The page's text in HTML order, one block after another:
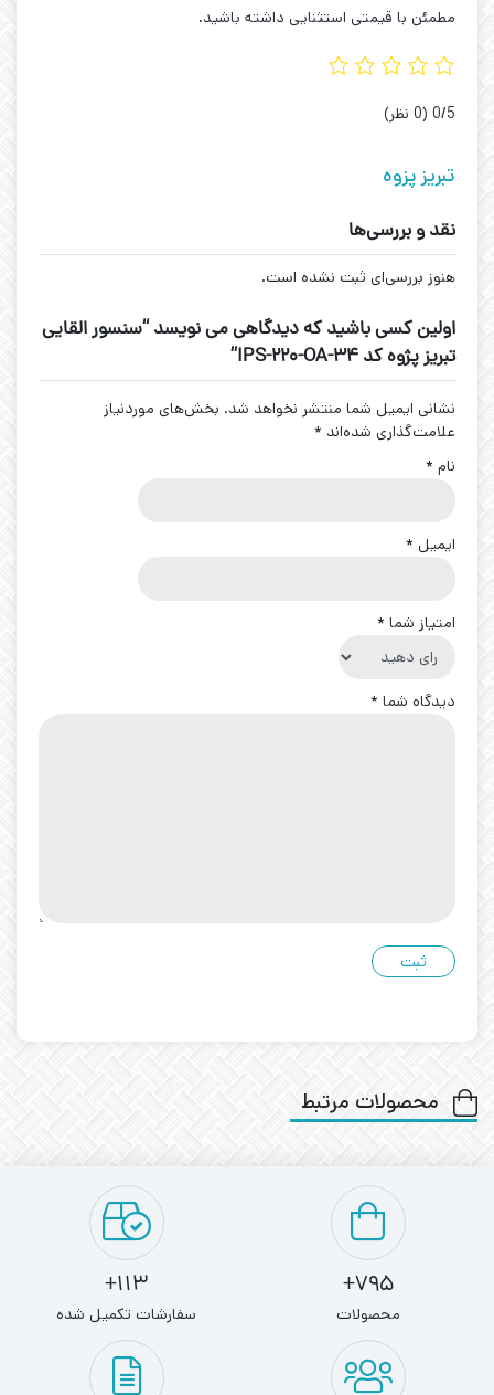
مطمئن با قیمتی استثنایی داشته باشید.
‫0/5 ‫(0 نظر)
تبریز پزوه
نقد و بررسی‌ها
هنوز بررسی‌ای ثبت نشده است.
اولین کسی باشید که دیدگاهی می نویسد “سنسور القایی
تبریز پژوه کد IPS-220-OA-34”
نشانی ایمیل شما منتشر نخواهد شد. بخش‌های موردنیاز
علامت‌گذاری شده‌اند *
نام *
ایمیل *
امتیاز شما *
دیدگاه شما *
محصولات مرتبط
795+
محصولات
113+
سفارشات تکمیل شده